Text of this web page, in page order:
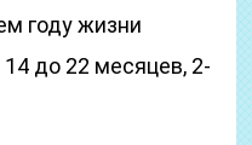
году жизни
до 22 месяцев, 2-